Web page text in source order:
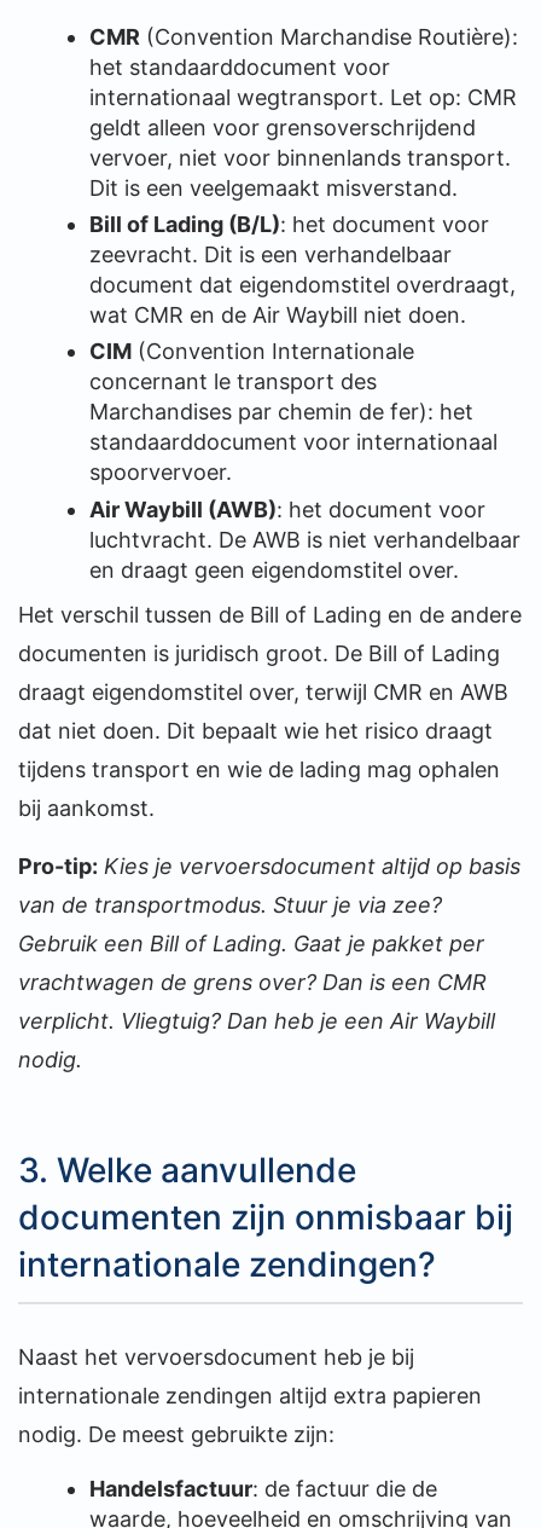
CMR (Convention Marchandise Routière):
het standaarddocument voor
internationaal wegtransport. Let op: CMR
geldt alleen voor grensoverschrijdend
vervoer, niet voor binnenlands transport.
Dit is een veelgemaakt misverstand.
Bill of Lading (B/L): het document voor
zeevracht. Dit is een verhandelbaar
document dat eigendomstitel overdraagt,
wat CMR en de Air Waybill niet doen.
CIM (Convention Internationale
concernant le transport des
Marchandises par chemin de fer): het
standaarddocument voor internationaal
spoorvervoer.
Air Waybill (AWB): het document voor
luchtvracht. De AWB is niet verhandelbaar
en draagt geen eigendomstitel over.
Het verschil tussen de Bill of Lading en de andere
documenten is juridisch groot. De Bill of Lading
draagt eigendomstitel over, terwijl CMR en AWB
dat niet doen. Dit bepaalt wie het risico draagt
tijdens transport en wie de lading mag ophalen
bij aankomst.
Pro-tip: Kies je vervoersdocument altijd op basis
van de transportmodus. Stuur je via zee?
Gebruik een Bill of Lading. Gaat je pakket per
vrachtwagen de grens over? Dan is een CMR
verplicht. Vliegtuig? Dan heb je een Air Waybill
nodig.
3. Welke aanvullende
documenten zijn onmisbaar bij
internationale zendingen?
Naast het vervoersdocument heb je bij
internationale zendingen altijd extra papieren
nodig. De meest gebruikte zijn:
Handelsfactuur: de factuur die de
waarde, hoeveelheid en omschrijving van